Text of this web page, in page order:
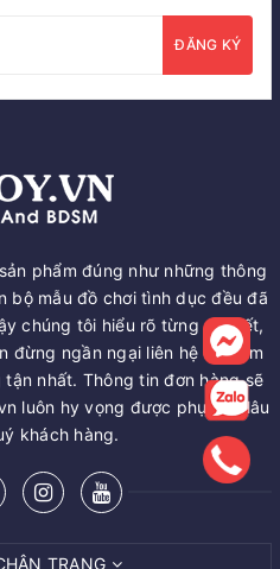
ĐĂNG KÝ
phẩm đúng như những thông
bộ mẫu đồ chơi tình dục đều đã
chúng tôi hiểu rõ từng chi tiết,
đừng ngần ngại liên hệ để nắm
nhất. Thông tin đơn hàng sẽ
luôn hy vọng được phục vụ lâu
khách hàng.
TRANG